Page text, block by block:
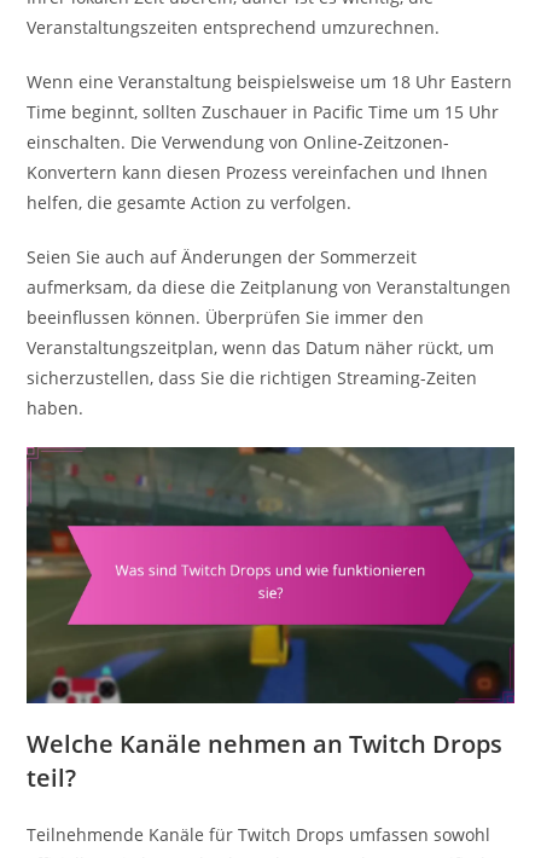
Veranstaltungszeiten entsprechend umzurechnen.
Wenn eine Veranstaltung beispielsweise um 18 Uhr Eastern
Time beginnt, sollten Zuschauer in Pacific Time um 15 Uhr
einschalten. Die Verwendung von Online-Zeitzonen-
Konvertern kann diesen Prozess vereinfachen und Ihnen
helfen, die gesamte Action zu verfolgen.
Seien Sie auch auf Änderungen der Sommerzeit
aufmerksam, da diese die Zeitplanung von Veranstaltungen
beeinflussen können. Überprüfen Sie immer den
Veranstaltungszeitplan, wenn das Datum näher rückt, um
sicherzustellen, dass Sie die richtigen Streaming-Zeiten
haben.
Welche Kanäle nehmen an Twitch Drops
teil?
Teilnehmende Kanäle für Twitch Drops umfassen sowohl